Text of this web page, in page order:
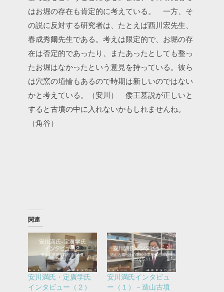
はお堀の存在も肯定的に考えている。
一方、そ
の説に反対する研究者は、たとえば西川宏先生、
春成秀爾先生である。考えは限定的で、お堀の存
在は否定的であったり、またあったとしても整っ
たお堀はなかったという意見を持っている。彼ら
は穴窯の埴輪もあるので時期は新しいのではない
かと考えている。（安川）
倭王墓説が正しいと
すると古墳の中に入れないかもしれませんね。
（角谷）
関連
安川満氏・定廣学氏
インタビュー（２）
安川満氏インタビュ
ー（１）－造山古墳